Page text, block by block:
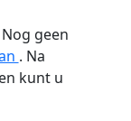
geen
. Na
kunt u